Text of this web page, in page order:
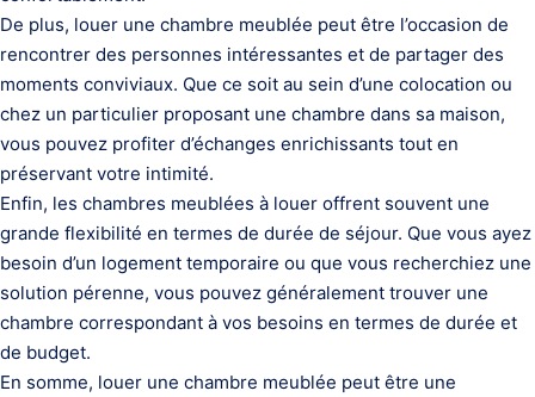
De plus, louer une chambre meublée peut être l’occasion de
rencontrer des personnes intéressantes et de partager des
moments conviviaux. Que ce soit au sein d’une colocation ou
chez un particulier proposant une chambre dans sa maison,
vous pouvez profiter d’échanges enrichissants tout en
préservant votre intimité.
Enfin, les chambres meublées à louer offrent souvent une
grande flexibilité en termes de durée de séjour. Que vous ayez
besoin d’un logement temporaire ou que vous recherchiez une
solution pérenne, vous pouvez généralement trouver une
chambre correspondant à vos besoins en termes de durée et
de budget.
En somme, louer une chambre meublée peut être une